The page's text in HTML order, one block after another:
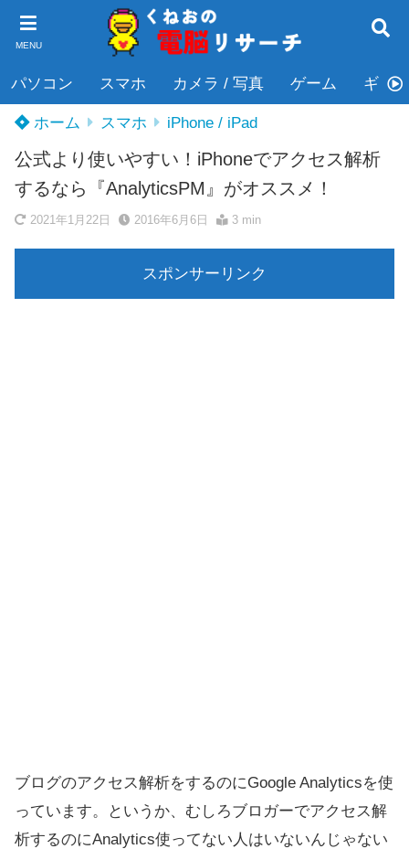
MENU
パソコン スマホ カメラ / 写真 ゲーム ギター
ホーム スマホ iPhone / iPad
公式より使いやすい！iPhoneでアクセス解析
するなら『AnalyticsPM』がオススメ！
2021年1月22日 2016年6月6日 3 min
スポンサーリンク
ブログのアクセス解析をするのにGoogle Analyticsを使
っています。というか、むしろブロガーでアクセス解
析するのにAnalytics使ってない人はいないんじゃない